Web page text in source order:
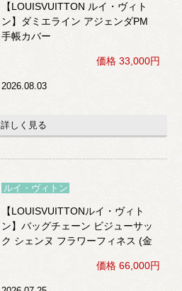
【LOUISVUITTON ルイ・ヴィト
ン】ダミエライン アジェンダPM
手帳カバー
価格 33,000円
2026.08.03
詳しく見る
ルイ・ヴィトン
【LOUISVUITTONルイ・ヴィト
ン】バッグチェーン ビジューサッ
ク シェンヌ フラワーフィネス (金
色×ビジュー)
価格 66,000円